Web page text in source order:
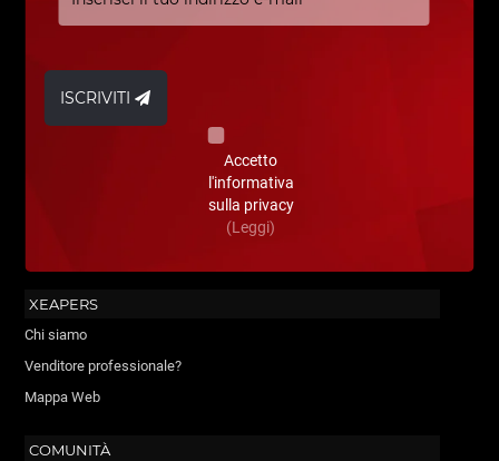
ISCRIVITI
Accetto
l'informativa
sulla privacy
(Leggi)
XEAPERS
Chi siamo
Venditore professionale?
Mappa Web
COMUNITÀ